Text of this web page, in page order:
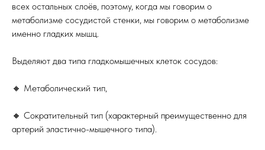
всех остальных слоёв, поэтому, когда мы говорим о
метаболизме сосудистой стенки, мы говорим о метаболизме
именно гладких мышц.
Выделяют два типа гладкомышечных клеток сосудов:
🔸 Метаболический тип,
🔸 Сократительный тип (характерный преимущественно для
артерий эластично-мышечного типа).